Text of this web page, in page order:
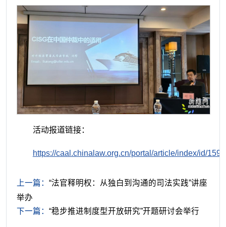
活动报道链接：
https://caal.chinalaw.org.cn/portal/article/index/id/
上一篇： “法官释明权：从独白到沟通的司法实践”讲座
举办
下一篇： “稳步推进制度型开放研究”开题研讨会举行